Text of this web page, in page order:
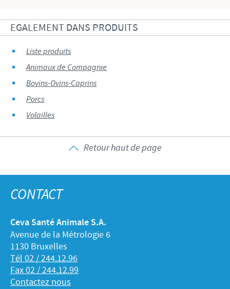
EGALEMENT DANS PRODUITS
Liste produits
Animaux de Compagnie
Bovins-Ovins-Caprins
Porcs
Volailles
Retour haut de page
CONTACT
Ceva Santé Animale S.A.
Avenue de la Métrologie 6
1130 Bruxelles
Tél 02 / 244.12.96
Fax 02 / 244.12.99
Contactez nous